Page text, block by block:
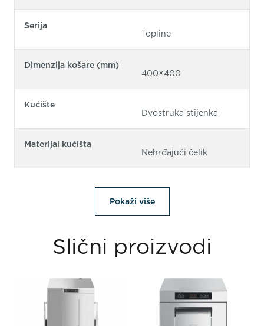
Serija
Topline
Dimenzija košare (mm)
400×400
Kućište
Dvostruka stijenka
Materijal kućišta
Nehrđajući čelik
Pokaži više
Slični proizvodi